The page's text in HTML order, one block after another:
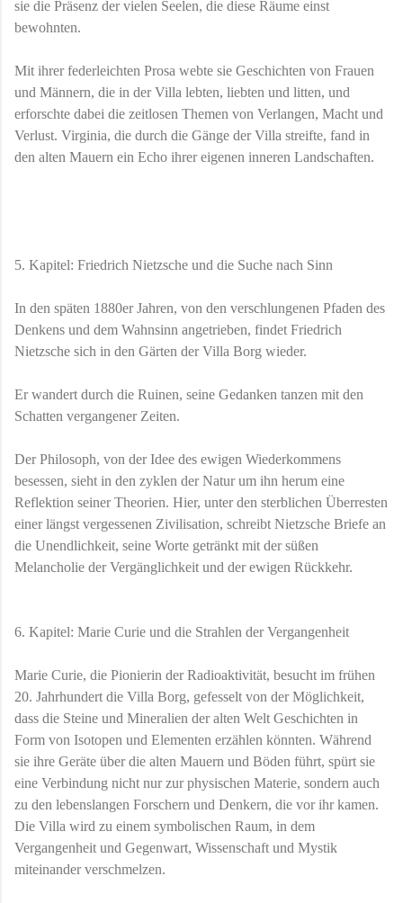
sie die Präsenz der vielen Seelen, die diese Räume einst
bewohnten.
Mit ihrer federleichten Prosa webte sie Geschichten von Frauen
und Männern, die in der Villa lebten, liebten und litten, und
erforschte dabei die zeitlosen Themen von Verlangen, Macht und
Verlust. Virginia, die durch die Gänge der Villa streifte, fand in
den alten Mauern ein Echo ihrer eigenen inneren Landschaften.
5. Kapitel: Friedrich Nietzsche und die Suche nach Sinn
In den späten 1880er Jahren, von den verschlungenen Pfaden des
Denkens und dem Wahnsinn angetrieben, findet Friedrich
Nietzsche sich in den Gärten der Villa Borg wieder.
Er wandert durch die Ruinen, seine Gedanken tanzen mit den
Schatten vergangener Zeiten.
Der Philosoph, von der Idee des ewigen Wiederkommens
besessen, sieht in den zyklen der Natur um ihn herum eine
Reflektion seiner Theorien. Hier, unter den sterblichen Überresten
einer längst vergessenen Zivilisation, schreibt Nietzsche Briefe an
die Unendlichkeit, seine Worte getränkt mit der süßen
Melancholie der Vergänglichkeit und der ewigen Rückkehr.
6. Kapitel: Marie Curie und die Strahlen der Vergangenheit
Marie Curie, die Pionierin der Radioaktivität, besucht im frühen
20. Jahrhundert die Villa Borg, gefesselt von der Möglichkeit,
dass die Steine und Mineralien der alten Welt Geschichten in
Form von Isotopen und Elementen erzählen könnten. Während
sie ihre Geräte über die alten Mauern und Böden führt, spürt sie
eine Verbindung nicht nur zur physischen Materie, sondern auch
zu den lebenslangen Forschern und Denkern, die vor ihr kamen.
Die Villa wird zu einem symbolischen Raum, in dem
Vergangenheit und Gegenwart, Wissenschaft und Mystik
miteinander verschmelzen.